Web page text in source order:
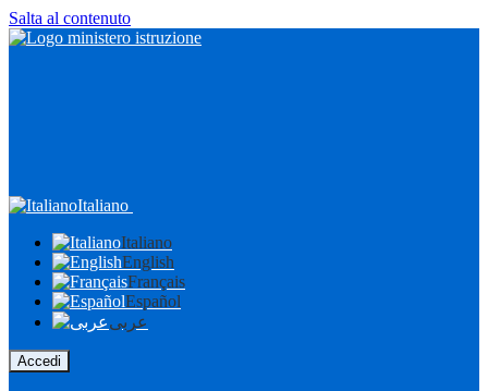
Salta al contenuto
Italiano
Italiano
English
Français
Español
عربى
Accedi